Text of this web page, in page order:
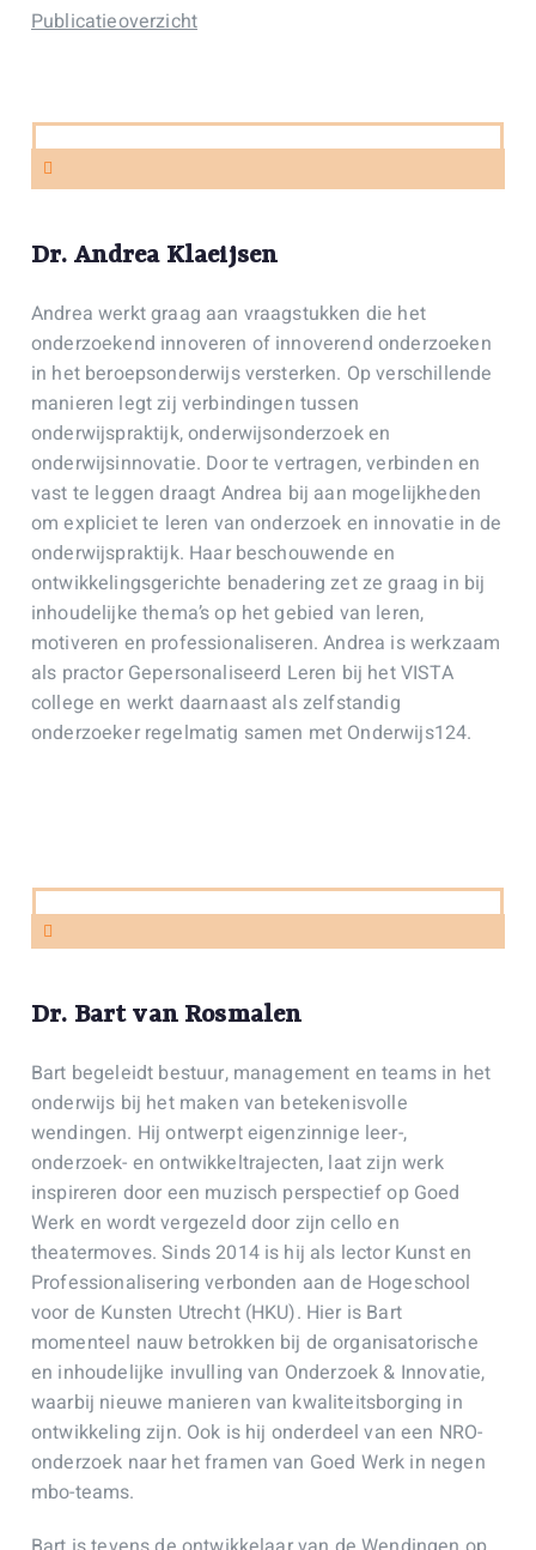
Publicatieoverzicht
Dr. Andrea Klaeijsen
Andrea werkt graag aan vraagstukken die het
onderzoekend innoveren of innoverend onderzoeken
in het beroepsonderwijs versterken. Op verschillende
manieren legt zij verbindingen tussen
onderwijspraktijk, onderwijsonderzoek en
onderwijsinnovatie. Door te vertragen, verbinden en
vast te leggen draagt Andrea bij aan mogelijkheden
om expliciet te leren van onderzoek en innovatie in de
onderwijspraktijk. Haar beschouwende en
ontwikkelingsgerichte benadering zet ze graag in bij
inhoudelijke thema’s op het gebied van leren,
motiveren en professionaliseren. Andrea is werkzaam
als practor Gepersonaliseerd Leren bij het VISTA
college en werkt daarnaast als zelfstandig
onderzoeker regelmatig samen met Onderwijs124.
Dr. Bart van Rosmalen
Bart begeleidt bestuur, management en teams in het
onderwijs bij het maken van betekenisvolle
wendingen. Hij ontwerpt eigenzinnige leer-,
onderzoek- en ontwikkeltrajecten, laat zijn werk
inspireren door een muzisch perspectief op Goed
Werk en wordt vergezeld door zijn cello en
theatermoves. Sinds 2014 is hij als lector Kunst en
Professionalisering verbonden aan de Hogeschool
voor de Kunsten Utrecht (HKU). Hier is Bart
momenteel nauw betrokken bij de organisatorische
en inhoudelijke invulling van Onderzoek & Innovatie,
waarbij nieuwe manieren van kwaliteitsborging in
ontwikkeling zijn. Ook is hij onderdeel van een NRO-
onderzoek naar het framen van Goed Werk in negen
mbo-teams.